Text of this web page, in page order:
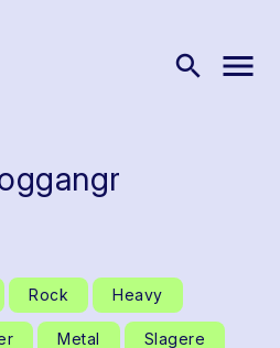
search menu
Rock Heavy
Metal Slagere